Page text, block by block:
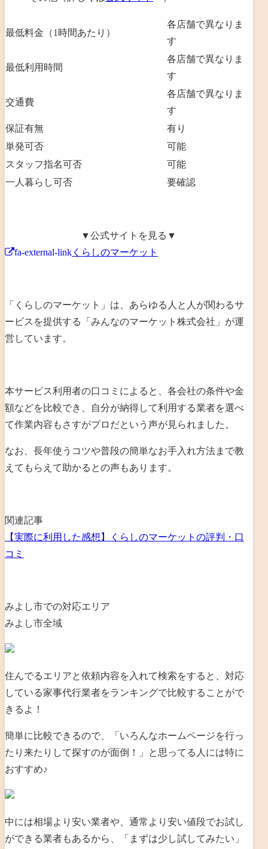
最低料金（1時間あたり）
各店舗で異なりま
す
最低利用時間
各店舗で異なりま
す
交通費
各店舗で異なりま
す
保証有無
有り
単発可否
可能
スタッフ指名可否
可能
一人暮らし可否
要確認
▼公式サイトを見る▼
fa-external-link くらしのマーケット
「くらしのマーケット」は、あらゆる人と人が関わるサ
ービスを提供する「みんなのマーケット株式会社」が運
営しています。
本サービス利用者の口コミによると、各会社の条件や金
額などを比較でき、自分が納得して利用する業者を選べ
て作業内容もさすがプロだという声が見られました。
なお、長年使うコツや普段の簡単なお手入れ方法まで教
えてもらえて助かるとの声もあります。
関連記事
【実際に利用した感想】くらしのマーケットの評判・口
コミ
みよし市での対応エリア
みよし市全域
住んでるエリアと依頼内容を入れて検索をすると、対応
している家事代行業者をランキングで比較することがで
きるよ！
簡単に比較できるので、「いろんなホームページを行っ
たり来たりして探すのが面倒！」と思ってる人には特に
おすすめ♪
中には相場より安い業者や、通常より安い値段でお試し
ができる業者もあるから、「まずは少し試してみたい」